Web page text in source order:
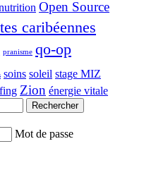
Open Source
caribéennes
pranisme qo-op
soins soleil stage MIZ
Zion énergie vitale
Mot de passe